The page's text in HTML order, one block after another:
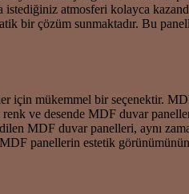
atmosferi kolayca
çözüm sunmaktadır. Bu
için mükemmel bir seçenektir.
ve desende MDF duvar
MDF duvar panelleri, aynı
panellerin estetik görünümünün